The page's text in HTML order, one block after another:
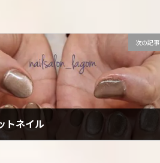
次の記事
トネイル